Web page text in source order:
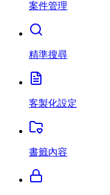
案件管理
精準搜尋
客製化設定
書籤內容